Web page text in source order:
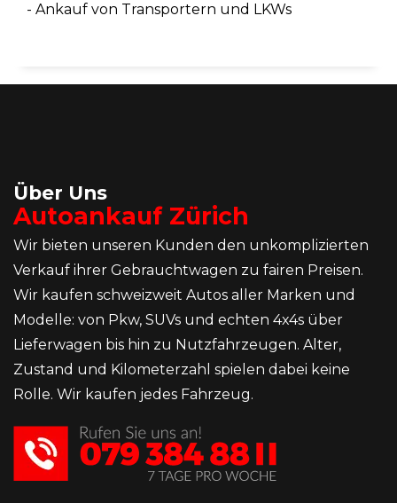
- Ankauf von Transportern und LKWs
Über Uns
Autoankauf Zürich
Wir bieten unseren Kunden den unkomplizierten
Verkauf ihrer Gebrauchtwagen zu fairen Preisen.
Wir kaufen schweizweit Autos aller Marken und
Modelle: von Pkw, SUVs und echten 4x4s über
Lieferwagen bis hin zu Nutzfahrzeugen. Alter,
Zustand und Kilometerzahl spielen dabei keine
Rolle. Wir kaufen jedes Fahrzeug.